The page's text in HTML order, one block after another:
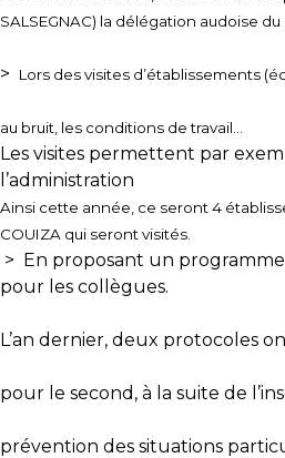
SALSEGNAC) la délégation audoise
> Lors des visites d’établissements
au bruit, les conditions de travail…
Les visites permettent par
l’administration
Ainsi cette année, ce seront 4
COUIZA qui seront visités.
> En proposant un
pour les collègues.
L’an dernier, deux protocoles
pour le second, à la suite de
prévention des situations